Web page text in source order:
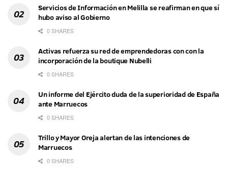
Servicios de Información en Melilla se reafirman en que sí
hubo aviso al Gobierno
0 SHARES
Activas refuerza su red de emprendedoras con con la
incorporación de la boutique Nubelli
0 SHARES
Un informe del Ejército duda de la superioridad de España
ante Marruecos
0 SHARES
Trillo y Mayor Oreja alertan de las intenciones de
Marruecos
0 SHARES